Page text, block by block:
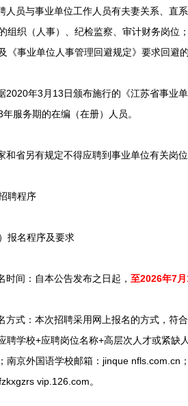
员与事业单位工作人员有夫妻关系、直系
组织（人事）、纪检监察、审计财务岗位
《事业单位人事管理回避规定》要求回避的
年3月13日颁布施行的《江苏省事业单
年服务期的在编（在册）人员。
省另有规定不得应聘到事业单位有关岗位
程序
名程序及要求
间：自本公告发布之日起， 至2026年7
式：本次招聘采用网上报名的方式，符合
聘学校+应聘岗位名称+高层次人才或紧
南京外国语学校邮箱：jinque nfls.com.cn
vip.126.com。